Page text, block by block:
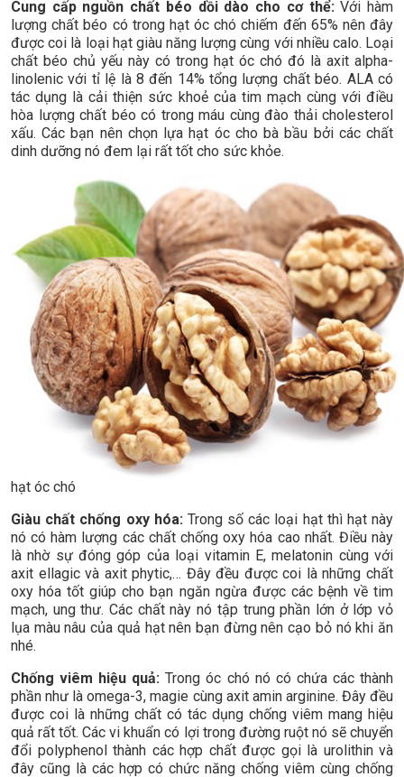
Cung cấp nguồn chất béo dồi dào cho cơ thể: Với hàm
lượng chất béo có trong hạt óc chó chiếm đến 65% nên đây
được coi là loại hạt giàu năng lượng cùng với nhiều calo. Loại
chất béo chủ yếu này có trong hạt óc chó đó là axit alpha-
linolenic với tỉ lệ là 8 đến 14% tổng lượng chất béo. ALA có
tác dụng là cải thiện sức khoẻ của tim mạch cùng với điều
hòa lượng chất béo có trong máu cùng đào thải cholesterol
xấu. Các bạn nên chọn lựa hạt óc cho bà bầu bởi các chất
dinh dưỡng nó đem lại rất tốt cho sức khỏe.
hạt óc chó
Giàu chất chống oxy hóa: Trong số các loại hạt thì hạt này
nó có hàm lượng các chất chống oxy hóa cao nhất. Điều này
là nhờ sự đóng góp của loại vitamin E, melatonin cùng với
axit ellagic và axit phytic,… Đây đều được coi là những chất
oxy hóa tốt giúp cho bạn ngăn ngừa được các bệnh về tim
mạch, ung thư. Các chất này nó tập trung phần lớn ở lớp vỏ
lụa màu nâu của quả hạt nên bạn đừng nên cạo bỏ nó khi ăn
nhé.
Chống viêm hiệu quả: Trong óc chó nó có chứa các thành
phần như là omega-3, magie cùng axit amin arginine. Đây đều
được coi là những chất có tác dụng chống viêm mang hiệu
quả rất tốt. Các vi khuẩn có lợi trong đường ruột nó sẽ chuyển
đổi polyphenol thành các hợp chất được gọi là urolithin và
đây cũng là các hợp có chức năng chống viêm cùng chống